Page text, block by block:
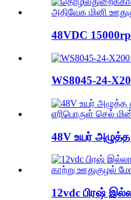
48VDC
WS8045-24-
48V உயர்
12vdc பிரஷ்